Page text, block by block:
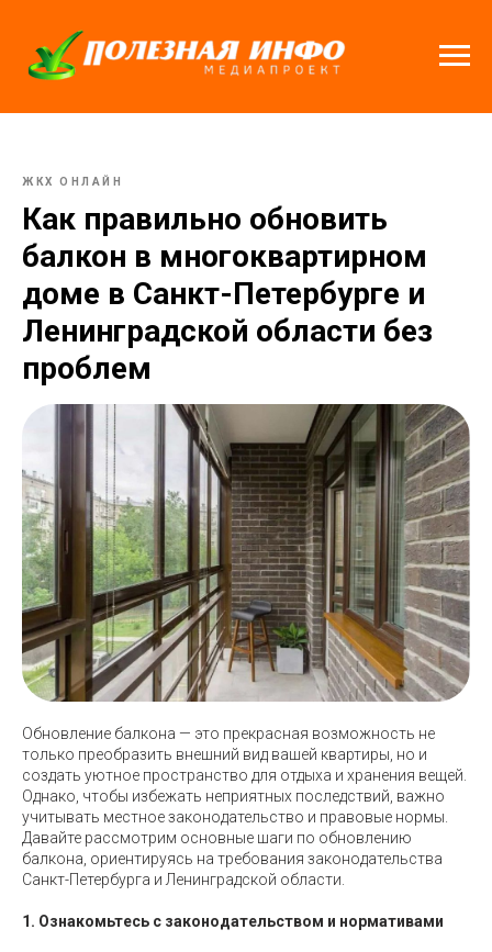
ЖКХ ОНЛАЙН
Как правильно обновить
балкон в многоквартирном
доме в Санкт-Петербурге и
Ленинградской области без
проблем
Обновление балкона — это прекрасная возможность не
только преобразить внешний вид вашей квартиры, но и
создать уютное пространство для отдыха и хранения вещей.
Однако, чтобы избежать неприятных последствий, важно
учитывать местное законодательство и правовые нормы.
Давайте рассмотрим основные шаги по обновлению
балкона, ориентируясь на требования законодательства
Санкт-Петербурга и Ленинградской области.
1. Ознакомьтесь с законодательством и нормативами